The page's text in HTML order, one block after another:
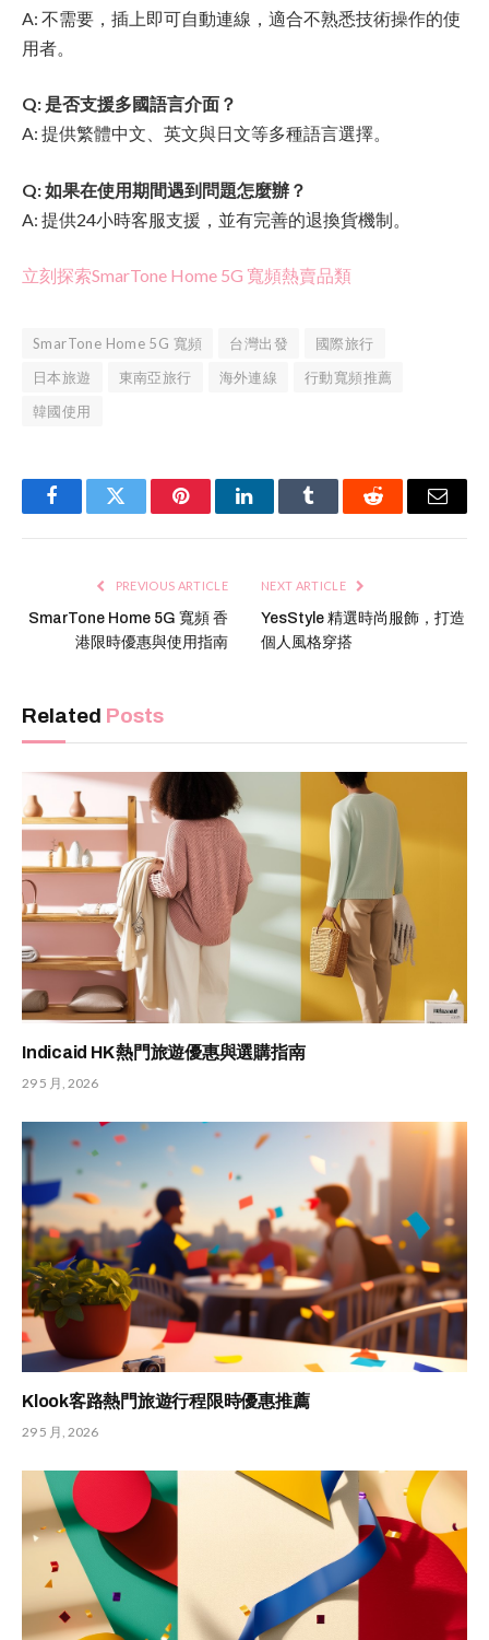
A: 不需要，插上即可自動連線，適合不熟悉技術操作的使
用者。
Q: 是否支援多國語言介面？
A: 提供繁體中文、英文與日文等多種語言選擇。
Q: 如果在使用期間遇到問題怎麼辦？
A: 提供24小時客服支援，並有完善的退換貨機制。
立刻探索SmarTone Home 5G 寬頻熱賣品類
SmarTone Home 5G 寬頻 台灣出發
國際旅行
日本旅遊
東南亞旅行 海外連線
行動寬頻推薦
韓國使用
FacebookTwitter PinterestLinkedInTumblr Reddit Email
PREVIOUS ARTICLE
SmarTone Home 5G 寬頻 香
港限時優惠與使用指南
NEXT ARTICLE
YesStyle 精選時尚服飾，打造
個人風格穿搭
Related Posts
Indicaid HK 熱門旅遊優惠與選購指南
29 5 月, 2026
Klook客路熱門旅遊行程限時優惠推薦
29 5 月, 2026